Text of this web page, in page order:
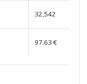
32,542
97.63 €